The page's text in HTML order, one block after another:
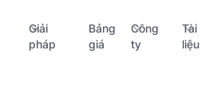
Giải
pháp
Bảng
giá
Công
ty
Tài
liệu